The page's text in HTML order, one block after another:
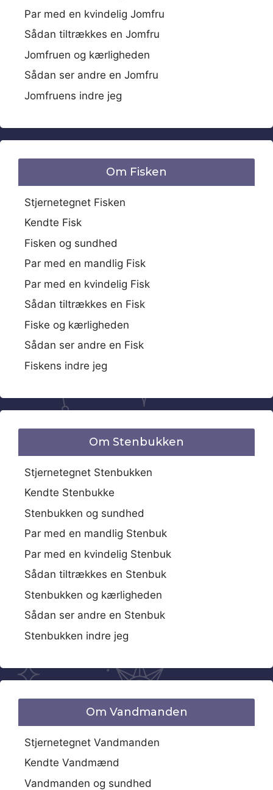
Par med en kvindelig Jomfru
Sådan tiltrækkes en Jomfru
Jomfruen og kærligheden
Sådan ser andre en Jomfru
Jomfruens indre jeg
Om Fisken
Stjernetegnet Fisken
Kendte Fisk
Fisken og sundhed
Par med en mandlig Fisk
Par med en kvindelig Fisk
Sådan tiltrækkes en Fisk
Fiske og kærligheden
Sådan ser andre en Fisk
Fiskens indre jeg
Om Stenbukken
Stjernetegnet Stenbukken
Kendte Stenbukke
Stenbukken og sundhed
Par med en mandlig Stenbuk
Par med en kvindelig Stenbuk
Sådan tiltrækkes en Stenbuk
Stenbukken og kærligheden
Sådan ser andre en Stenbuk
Stenbukken indre jeg
Om Vandmanden
Stjernetegnet Vandmanden
Kendte Vandmænd
Vandmanden og sundhed